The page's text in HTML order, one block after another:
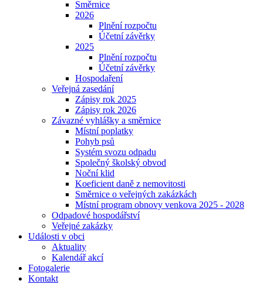
Směrnice
2026
Plnění rozpočtu
Účetní závěrky
2025
Plnění rozpočtu
Účetní závěrky
Hospodaření
Veřejná zasedání
Zápisy rok 2025
Zápisy rok 2026
Závazné vyhlášky a směrnice
Místní poplatky
Pohyb psů
Systém svozu odpadu
Společný školský obvod
Noční klid
Koeficient daně z nemovitosti
Směrnice o veřejných zakázkách
Místní program obnovy venkova 2025 - 2028
Odpadové hospodářství
Veřejné zakázky
Události v obci
Aktuality
Kalendář akcí
Fotogalerie
Kontakt